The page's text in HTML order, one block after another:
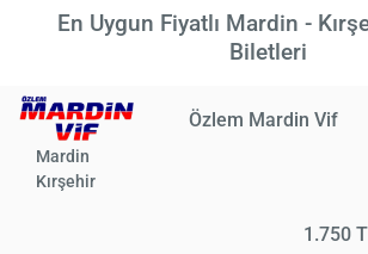
En Uygun Fiyatlı Mardin -
Biletleri
Özlem Mardin Vif
Mardin
Kırşehir
1.750